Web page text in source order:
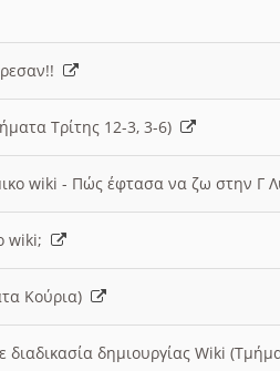
Τρίτης 12-3, 3-6)
wiki - Πώς έφτασα να ζω στην Γ
wiki;
Κούρια)
διαδικασία δημιουργίας Wiki